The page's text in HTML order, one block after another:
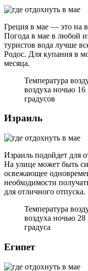
Греция в мае — это на
Погода в мае в любой
туристов вода лучше
Родос. Для купания в
месяца.
Температура
воздуха ночью 16
градусов
Израиль
Израиль подойдет для
На улице может быть
освежающее
необходимости
для отличного отпуска.
Температура
воздуха ночью 28
градуса
Египет